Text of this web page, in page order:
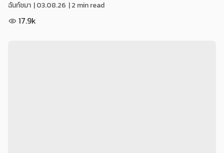
ฉันท์ชมา |03.08.26 | 2 min read
17.9k